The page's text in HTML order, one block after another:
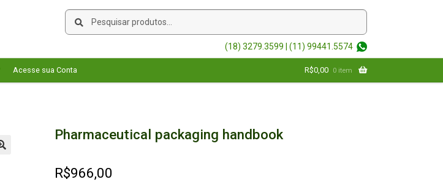
Pesquisar
Pesquisar
(18) 3279.3599 | (11) 99441.5574
Acesse sua Conta R$0,00 0 item
Pharmaceutical packaging handbook
R$966,00